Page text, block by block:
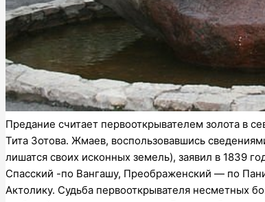
Предание считает первооткрывателем золота в
Тита Зотова. Жмаев, воспользовавшись
лишатся своих исконных земель), заявил в 1839
Спасский -по Вангашу, Преображенский — по
Актолику. Судьба первооткрывателя несметных